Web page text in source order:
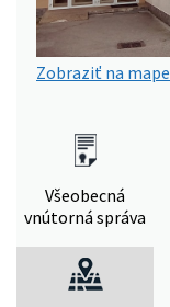
Zobraziť na mape
Všeobecná
vnútorná správa